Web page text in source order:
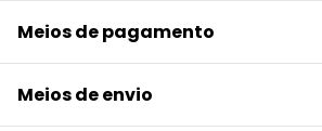
Meios de pagamento
Meios de envio